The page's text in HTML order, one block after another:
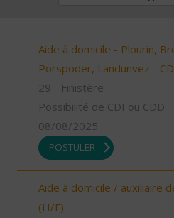
Aide à domicile - Plourin,
Porspoder, Landunvez -
29 - Finistère
Possibilité de CDI ou CDD
08/08/2025
POSTULER
Aide à domicile / auxiliaire
(H/F)